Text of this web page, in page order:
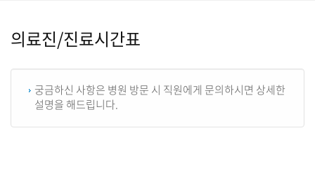
의료진/진료시간표
궁금하신 사항은 병원 방문 시 직원에게 문의하시면 상세한
설명을 해드립니다.